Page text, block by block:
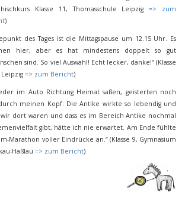
Klasse 11, Thomasschule Leipzig=> zum
)
des Tages ist die Mittagspause um 12.15 Uhr. Es
hier, aber es hat mindestens doppelt so gut
sind. So viel Auswahl! Echt lecker, danke!“ (Klasse
=> zum Bericht)
im Auto Richtung Heimat saßen, geisterten noch
meinen Kopf: Die Antike wirkte so lebendig und
dort waren und dass es im Bereich Antike nochmal
gibt, hätte ich nie erwartet. Am Ende fühlte
Marathon voller Eindrücke an.“ (Klasse 9, Gymnasium
Haßlau => zum Bericht)